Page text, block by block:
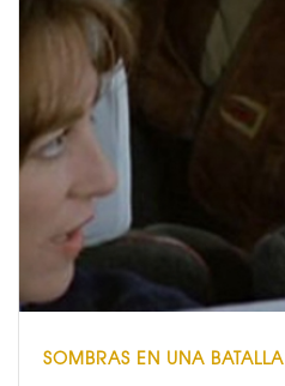
SOMBRAS EN UNA BATALLA